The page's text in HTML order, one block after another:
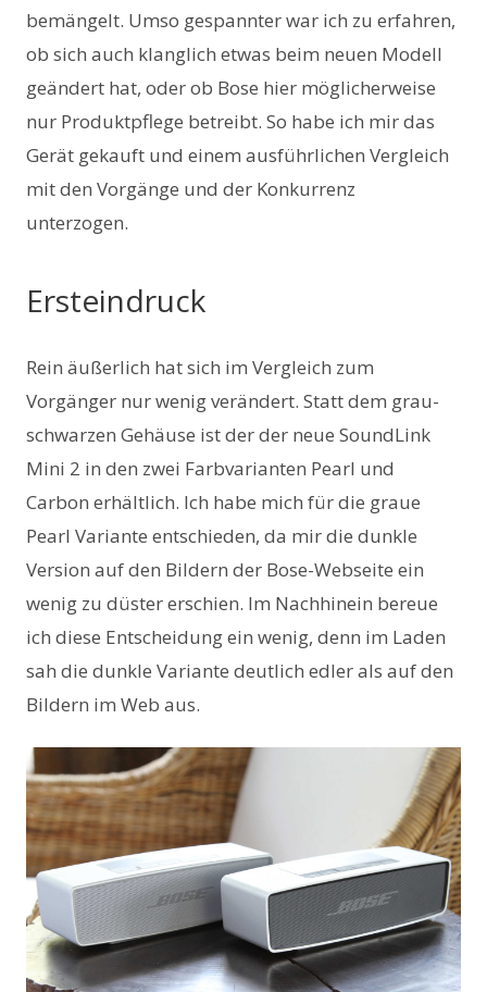
bemängelt. Umso gespannter war ich zu erfahren,
ob sich auch klanglich etwas beim neuen Modell
geändert hat, oder ob Bose hier möglicherweise
nur Produktpflege betreibt. So habe ich mir das
Gerät gekauft und einem ausführlichen Vergleich
mit den Vorgänge und der Konkurrenz
unterzogen.
Ersteindruck
Rein äußerlich hat sich im Vergleich zum
Vorgänger nur wenig verändert. Statt dem grau-
schwarzen Gehäuse ist der der neue SoundLink
Mini 2 in den zwei Farbvarianten Pearl und
Carbon erhältlich. Ich habe mich für die graue
Pearl Variante entschieden, da mir die dunkle
Version auf den Bildern der Bose-Webseite ein
wenig zu düster erschien. Im Nachhinein bereue
ich diese Entscheidung ein wenig, denn im Laden
sah die dunkle Variante deutlich edler als auf den
Bildern im Web aus.